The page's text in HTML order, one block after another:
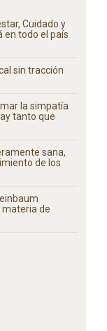
Cuidado y
en todo el país
sin tracción
la simpatía
tanto que
sana,
de los
de